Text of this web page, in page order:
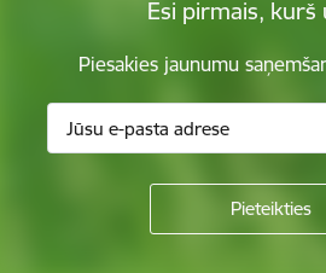
Esi pirmais, kurš
Piesakies jaunumu